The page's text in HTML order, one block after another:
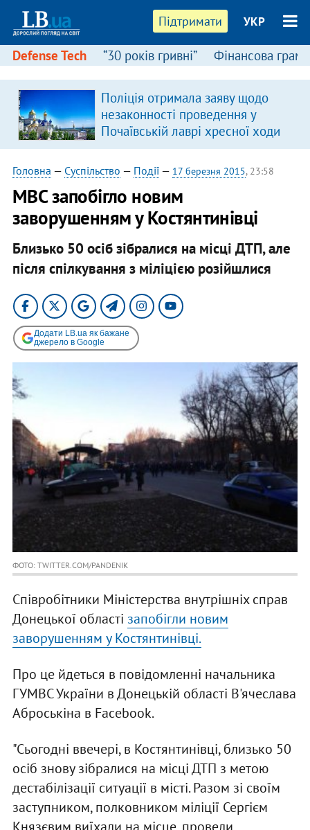
Підтримати УКР
Defense Tech “30 років гривні” Фінансова
Поліція отримала заяву щодо
незаконності проведення у
Почаївській лаврі хресної ходи
Головна — Суспільство — Події— 17 березня 2015, 23:58
МВС запобігло новим
заворушенням у Костянтинівці
Близько 50 осіб зібралися на місці ДТП, але
після спілкування з міліцією розійшлися
Додати LB.ua як бажане
джерело в Google
ФОТО: TWITTER.COM/PANDENIK
Співробітники Міністерства внутрішніх справ
Донецької області запобігли новим
заворушенням у Костянтинівці.
Про це йдеться в повідомленні начальника
ГУМВС України в Донецькій області В'ячеслава
Аброськіна в Facebook.
"Сьогодні ввечері, в Костянтинівці, близько 50
осіб знову зібралися на місці ДТП з метою
дестабілізації ситуації в місті. Разом зі своїм
заступником, полковником міліції Сергієм